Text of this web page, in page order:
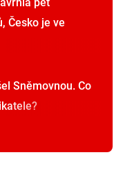
Česko je ve
Sněmovnou. Co